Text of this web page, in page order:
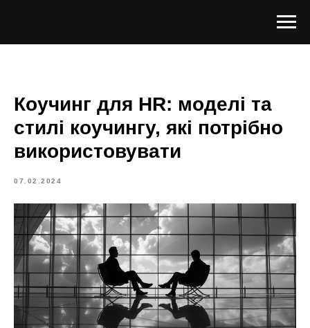
Коучинг для HR: моделі та
стилі коучингу, які потрібно
використовувати
07.02.2024